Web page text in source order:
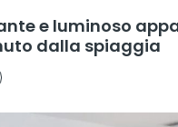
e luminoso
dalla spiaggia